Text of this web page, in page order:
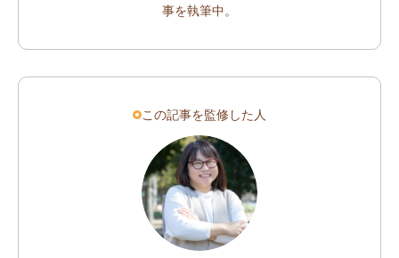
事を執筆中。
この記事を監修した人